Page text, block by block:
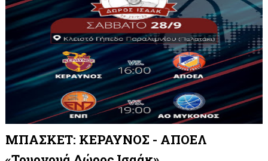
ΜΠΑΣΚΕΤ: ΚΕΡΑΥΝΟΣ - ΑΠΟΕΛ